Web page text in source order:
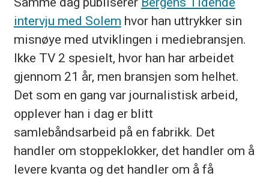
intervju med Solem hvor han uttrykker sin
misnøye med utviklingen i mediebransjen.
Ikke TV 2 spesielt, hvor han har arbeidet
gjennom 21 år, men bransjen som helhet.
Det som en gang var journalistisk arbeid,
opplever han i dag er blitt
samlebåndsarbeid på en fabrikk. Det
handler om stoppeklokker, det handler om å
levere kvanta og det handler om å få